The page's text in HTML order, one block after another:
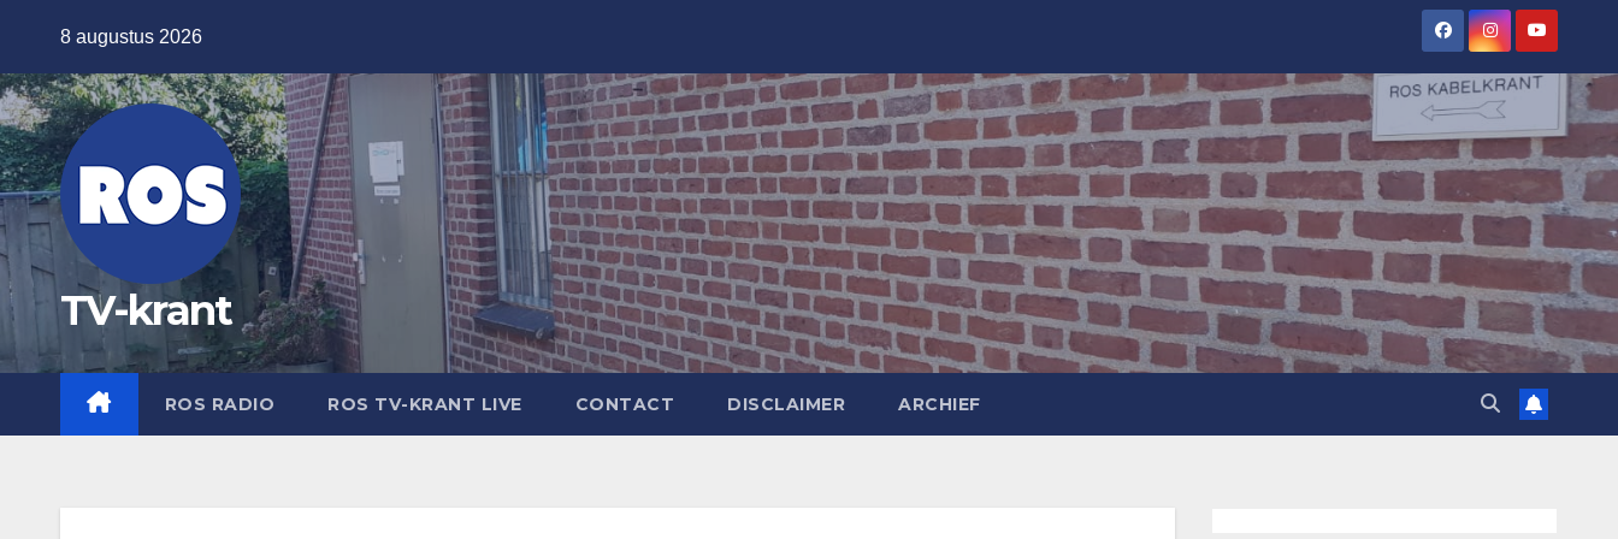
de
inhoud
8 augustus 2026
TV-krant
ROS RADIO ROS TV-KRANT LIVE CONTACT DISCLAIMER ARCHIEF